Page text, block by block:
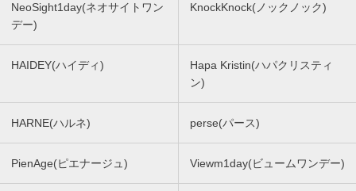
NeoSight1day(ネオサイトワン
デー)
KnockKnock(ノックノック)
HAIDEY(ハイディ)
Hapa Kristin(ハパクリスティ
ン)
HARNE(ハルネ) perse(パース)
PienAge(ピエナージュ) Viewm1day(ビュームワンデー)